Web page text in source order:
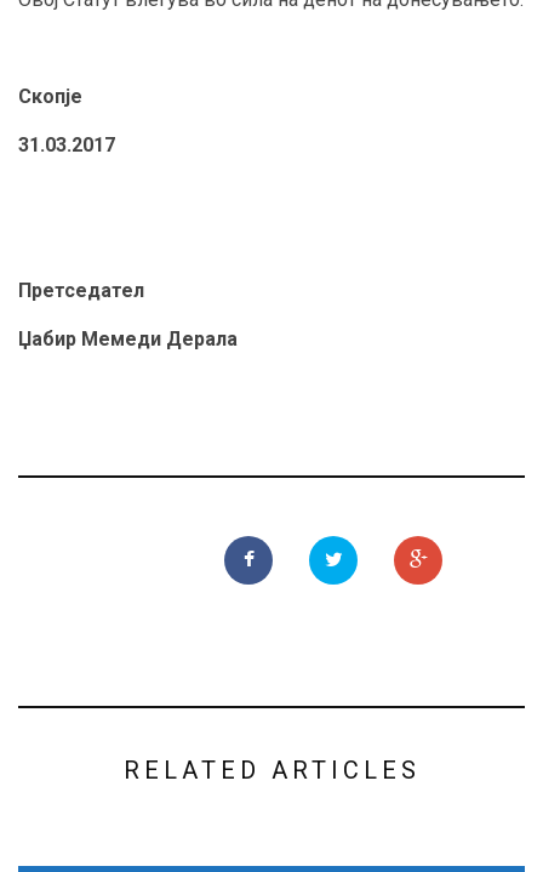
Скопје
Претседател
Џабир Мемеди Дерала
RELATED ARTICLES